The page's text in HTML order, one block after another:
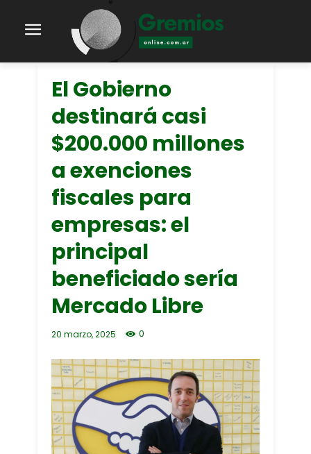
El Gobierno
destinará casi
$200.000 millones
a exenciones
fiscales para
empresas: el
principal
beneficiado sería
Mercado Libre
20 marzo, 2025 0